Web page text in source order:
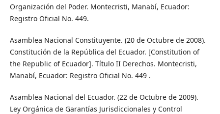
Organización del Poder. Montecristi, Manabí, Ecuador:
Registro Oficial No. 449.
Asamblea Nacional Constituyente. (20 de Octubre de 2008).
Constitución de la República del Ecuador. [Constitution of
the Republic of Ecuador]. Título II Derechos. Montecristi,
Manabí, Ecuador: Registro Oficial No. 449 .
Asamblea Nacional del Ecuador. (22 de Octubre de 2009).
Ley Orgánica de Garantías Jurisdiccionales y Control